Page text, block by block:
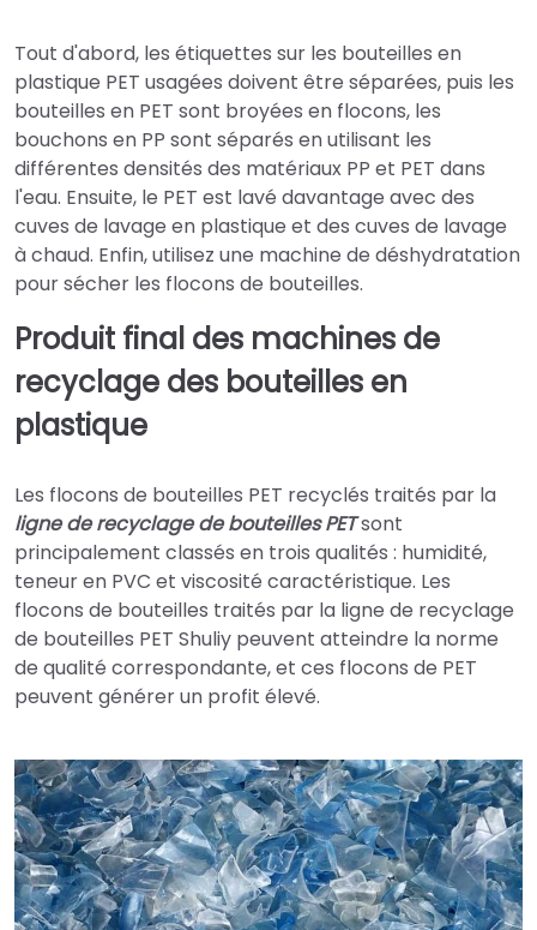
Tout d'abord, les étiquettes sur les bouteilles en
plastique PET usagées doivent être séparées, puis les
bouteilles en PET sont broyées en flocons, les
bouchons en PP sont séparés en utilisant les
différentes densités des matériaux PP et PET dans
l'eau. Ensuite, le PET est lavé davantage avec des
cuves de lavage en plastique et des cuves de lavage
à chaud. Enfin, utilisez une machine de déshydratation
pour sécher les flocons de bouteilles.
Produit final des machines de
recyclage des bouteilles en
plastique
Les flocons de bouteilles PET recyclés traités par la
ligne de recyclage de bouteilles PETsont
principalement classés en trois qualités : humidité,
teneur en PVC et viscosité caractéristique. Les
flocons de bouteilles traités par la ligne de recyclage
de bouteilles PET Shuliy peuvent atteindre la norme
de qualité correspondante, et ces flocons de PET
peuvent générer un profit élevé.